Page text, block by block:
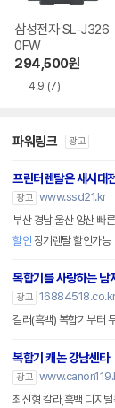
삼성전자 SL-J326
0FW
294,500원
4.9 (7)
파워링크 광고
프린터렌탈은 새시대
광고 www.ssd21.kr
부산 경남 울산 양산 빠
할인 장기렌탈 할인가능
복합기를 사랑하는 남
광고
복합기 캐논 강남센타
광고
최신형 칼라,흑백 디지